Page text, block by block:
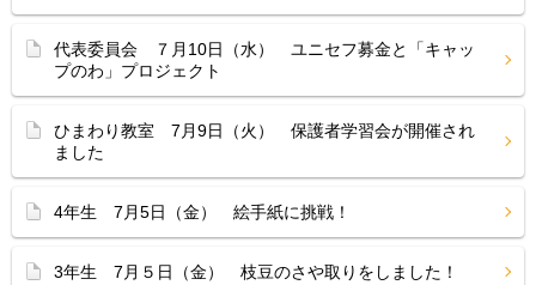
代表委員会 ７月10日（水） ユニセフ募金と「キャッ
プのわ」プロジェクト
ひまわり教室 7月9日（火） 保護者学習会が開催され
ました
4年生 7月5日（金） 絵手紙に挑戦！
3年生 7月５日（金） 枝豆のさや取りをしました！